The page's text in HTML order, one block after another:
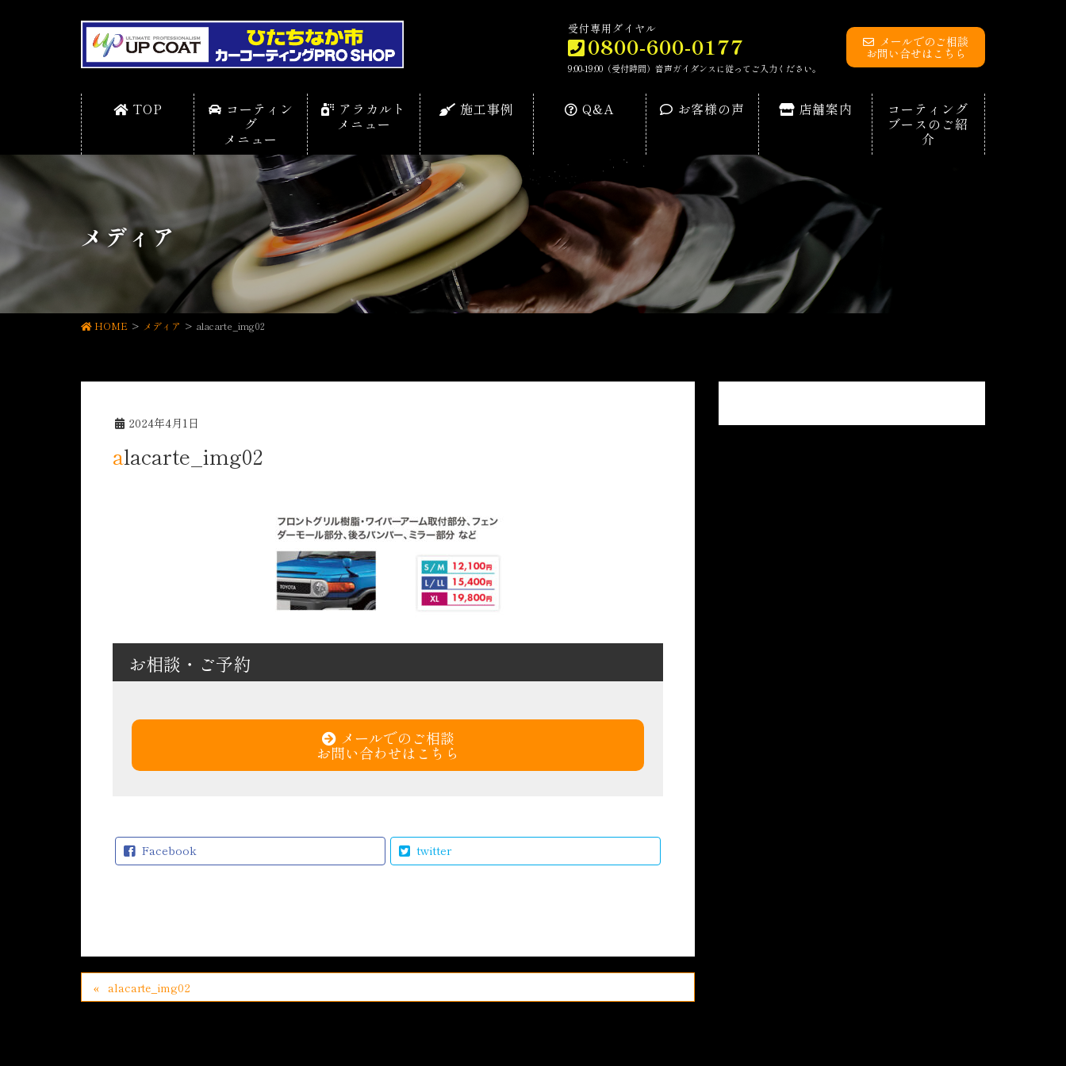
受付専用ダイヤル
0800-600-0177
9:00-19:00（受付時間）音声ガイダンスに従ってご入力ください。
メールでのご相談
お問い合せはこちら
TOP コーティン
グ
メニュー
アラカルト
メニュー
施工事例 Q&A お客様の声 店舗案内 コーティング
ブースのご紹
介
メディア
HOME メディア alacarte_img02
2024年4月1日
alacarte_img02
お相談・ご予約
メールでのご相談
お問い合わせはこちら
Facebook twitter
alacarte_img02